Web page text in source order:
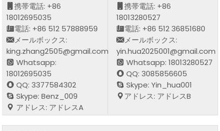
携帯電話: +86
18012695035
電話: +86 512 57888959
メールボックス:
king.zhang2505@gmail.com
Whatsapp:
18012695035
QQ: 3377584302
Skype: Benz_009
アドレス: アドレスA
携帯電話: +86
18013280527
電話: +86 512 36851680
メールボックス:
yin.hua2025001@gmail.com
Whatsapp: 18013280527
QQ: 3085856605
Skype: Yin_hua001
アドレス: アドレスB